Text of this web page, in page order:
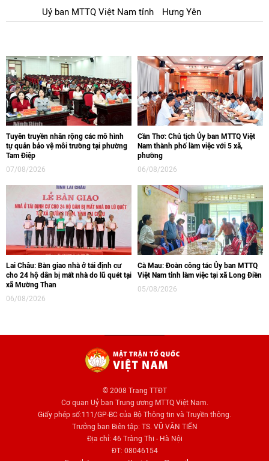
Uỷ ban MTTQ Việt Nam tỉnh
Hưng Yên
Tuyên truyền nhân rộng các mô hình
tự quản bảo vệ môi trường tại phường
Tam Điệp
07/08/2026
Cần Thơ: Chủ tịch Ủy ban MTTQ Việt
Nam thành phố làm việc với 5 xã,
phường
06/08/2026
Lai Châu: Bàn giao nhà ở tái định cư
cho 24 hộ dân bị mất nhà do lũ quét tại
xã Mường Than
06/08/2026
Cà Mau: Đoàn công tác Ủy ban MTTQ
Việt Nam tỉnh làm việc tại xã Long Điền
05/08/2026
© 2008 Trang TTĐT
Cơ quan Uỷ ban Trung ương MTTQ Việt Nam.
Giấy phép số:111/GP-BC của Bộ Thông tin và Truyền thông.
Trưởng ban Biên tập: TS. VŨ VĂN TIẾN
Địa chỉ: 46 Tràng Thi - Hà Nội
ĐT: 08046154